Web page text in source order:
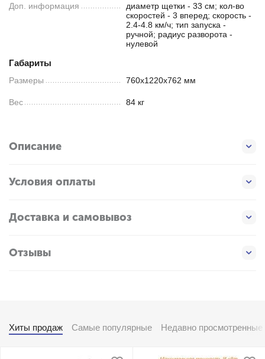
Доп. информация
диаметр щетки - 33 см; кол-во
скоростей - 3 вперед; скорость -
2.4-4.8 км/ч; тип запуска -
ручной; радиус разворота -
нулевой
Габариты
Размеры 760х1220х762 мм
Вес 84 кг
Описание
Условия оплаты
Доставка и самовывоз
Отзывы
Хиты продаж Самые популярные Недавно просмотренные